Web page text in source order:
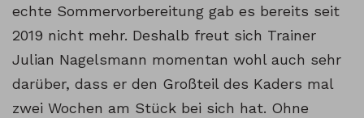
echte Sommervorbereitung gab es bereits seit
2019 nicht mehr. Deshalb freut sich Trainer
Julian Nagelsmann momentan wohl auch sehr
darüber, dass er den Großteil des Kaders mal
zwei Wochen am Stück bei sich hat. Ohne